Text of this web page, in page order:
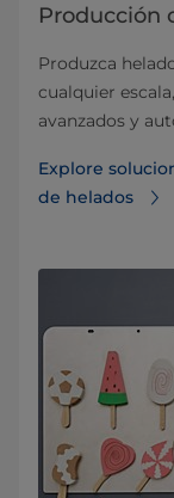
Producción
Produzca
cualquier
avanzados y
Explore
de helados